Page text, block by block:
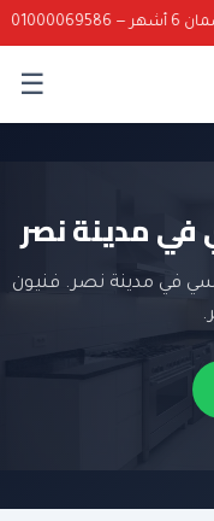
☰
مدينة نصر
في مدينة نصر. فنيون